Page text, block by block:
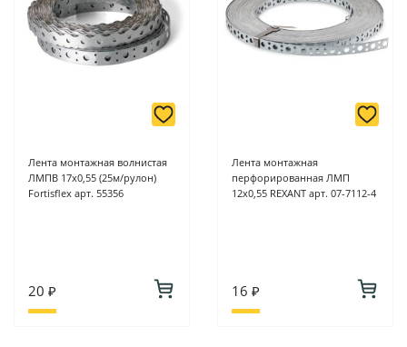
Лента монтажная волнистая
ЛМПВ 17х0,55 (25м/рулон)
Fortisflex арт. 55356
20 ₽
Лента монтажная
перфорированная ЛМП
12х0,55 REXANT арт. 07-7112-4
16 ₽